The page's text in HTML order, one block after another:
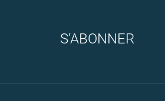
S’ABONNER